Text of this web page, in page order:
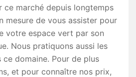
ce marché depuis longtemps
mesure de vous assister pour
votre espace vert par son
Nous pratiquons aussi les
ce domaine. Pour de plus
et pour connaître nos prix,